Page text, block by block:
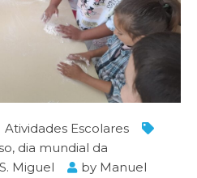
Atividades Escolares
, dia mundial da
Miguel by Manuel